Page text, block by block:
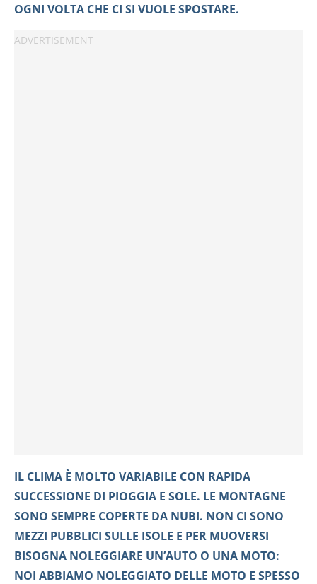
OGNI VOLTA CHE CI SI VUOLE SPOSTARE.
IL CLIMA È MOLTO VARIABILE CON RAPIDA
SUCCESSIONE DI PIOGGIA E SOLE. LE MONTAGNE
SONO SEMPRE COPERTE DA NUBI. NON CI SONO
MEZZI PUBBLICI SULLE ISOLE E PER MUOVERSI
BISOGNA NOLEGGIARE UN’AUTO O UNA MOTO:
NOI ABBIAMO NOLEGGIATO DELLE MOTO E SPESSO